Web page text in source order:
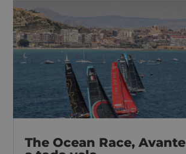
The Ocean Race, Avante